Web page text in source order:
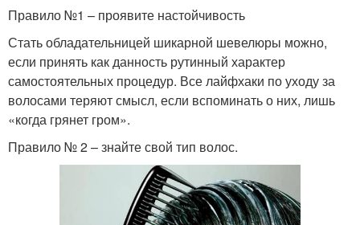
Правило №1 – проявите настойчивость
Стать обладательницей шикарной шевелюры можно,
если принять как данность рутинный характер
самостоятельных процедур. Все лайфхаки по уходу за
волосами теряют смысл, если вспоминать о них, лишь
«когда грянет гром».
Правило № 2 – знайте свой тип волос.